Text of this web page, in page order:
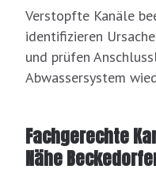
Verstopfte Kanäle
identifizieren
und prüfen
Abwassersystem
Fachgerechte
Nähe